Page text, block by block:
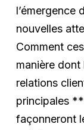
l’émergence
nouvelles
Comment
manière dont
relations
principales
façonneront